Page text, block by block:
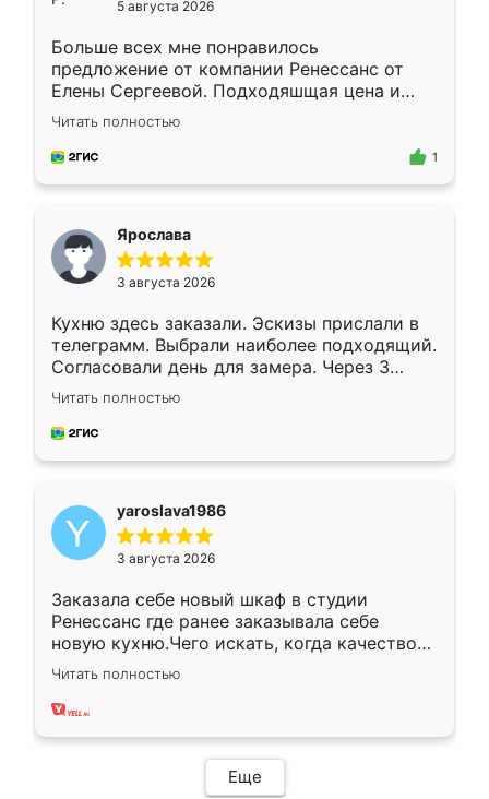
5 августа 2026
Больше всех мне понравилось
предложение от компании Ренессанс от
Елены Сергеевой. Подходяшщая цена и
короткие сроки изготовления. Приехавший
для замера сотрудник Владислав
предложил по моему эскизу самый
Читать полностью
1
Ярослава
3 августа 2026
Кухню здесь заказали. Эскизы прислали в
телеграмм. Выбрали наиболее подходящий.
Согласовали день для замера. Через 3
недели кухня была уже готова. Остались
довольны работой. Спасибо Ренессанс
мебель за качественную работу!
Читать полностью
yaroslava1986
3 августа 2026
Заказала себе новый шкаф в студии
Ренессанс где ранее заказывала себе
новую кухню.Чего искать, когда качеством
вполне довольна. Служит кухня уже почти
два года, нареканий нет.
Читать полностью
Еще